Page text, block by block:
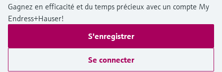
Gagnez en efficacité et du temps précieux avec un compte My
Endress+Hauser!
S'enregistrer
Se connecter